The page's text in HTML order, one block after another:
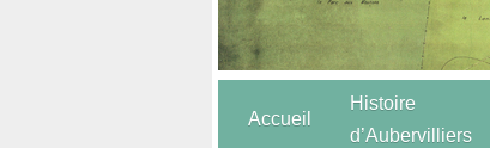
Accueil
Histoire
d’Aubervilliers